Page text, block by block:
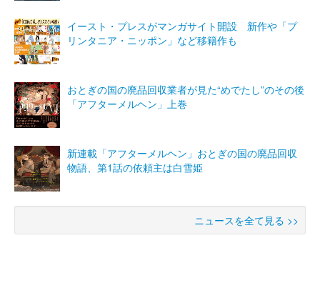
イースト・プレスがマンガサイト開設 新作や「プ
リンタニア・ニッポン」など移籍作も
おとぎの国の廃品回収業者が見た“めでたし”のその後
「アフターメルヘン」上巻
新連載「アフターメルヘン」おとぎの国の廃品回収
物語、第1話の依頼主は白雪姫
ニュースを全て見る >>